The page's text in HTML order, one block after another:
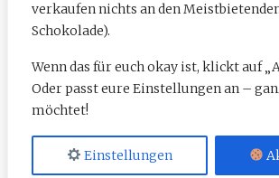
verkaufen nichts an den
Schokolade).
Wenn das für euch okay ist, klickt auf
Oder passt eure Einstellungen an –
möchtet!
Einstellungen
Mediadaten
Lokaljournalismus neu gedacht. Aus dem